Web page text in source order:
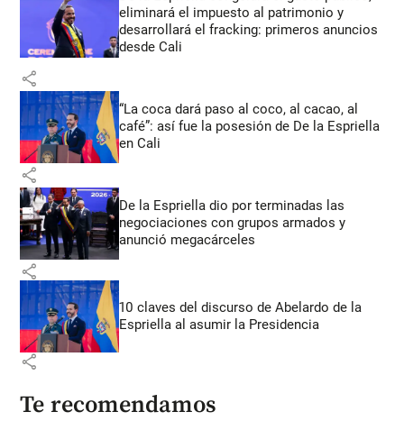
eliminará el impuesto al patrimonio y
desarrollará el fracking: primeros anuncios
desde Cali
share
“La coca dará paso al coco, al cacao, al
café”: así fue la posesión de De la Espriella
en Cali
share
De la Espriella dio por terminadas las
negociaciones con grupos armados y
anunció megacárceles
share
10 claves del discurso de Abelardo de la
Espriella al asumir la Presidencia
share
Te recomendamos